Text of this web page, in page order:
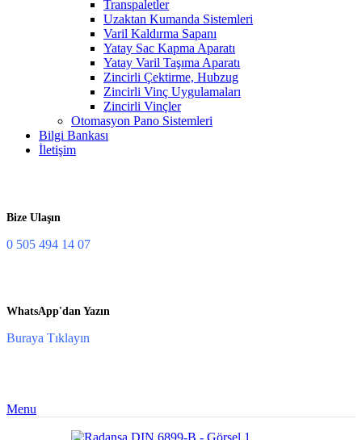
Transpaletler
Uzaktan Kumanda Sistemleri
Varil Kaldırma Sapanı
Yatay Sac Kapma Aparatı
Yatay Varil Taşıma Aparatı
Zincirli Çektirme, Hubzug
Zincirli Vinç Uygulamaları
Zincirli Vinçler
Otomasyon Pano Sistemleri
Bilgi Bankası
İletişim
Bize Ulaşın
0 505 494 14 07
WhatsApp'dan Yazın
Buraya Tıklayın
Menu